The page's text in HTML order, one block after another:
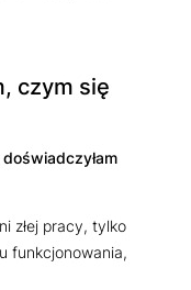
czym się
doświadczyłam
złej pracy, tylko
funkcjonowania,